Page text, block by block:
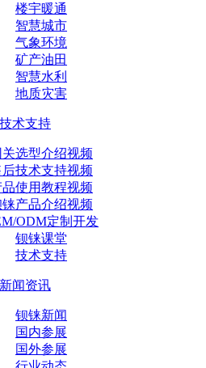
楼宇暖通
智慧城市
气象环境
矿产油田
智慧水利
地质灾害
技术支持
关选型介绍视频
后技术支持视频
品使用教程视频
铼产品介绍视频
ODM定制开发
钡铼课堂
技术支持
新闻资讯
钡铼新闻
国内参展
国外参展